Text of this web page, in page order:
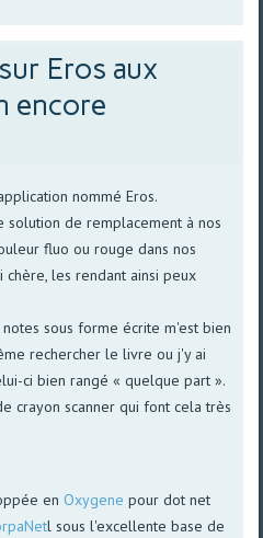
Eros aux
encore
nommé Eros.
solution de remplacement à nos
fluo ou rouge dans nos
les rendant ainsi peux
sous forme écrite m'est bien
rechercher le livre ou j'y ai
ci bien rangé « quelque part ».
crayon scanner qui font cela très
en Oxygene pour dot net
l sous l'excellente base de